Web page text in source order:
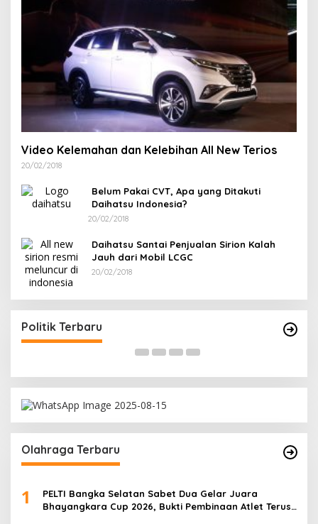
Video Kelemahan dan Kelebihan All New Terios
20/02/2018
Belum Pakai CVT, Apa yang Ditakuti
Daihatsu Indonesia?
20/02/2018
Daihatsu Santai Penjualan Sirion Kalah
Jauh dari Mobil LCGC
20/02/2018
Politik Terbaru
Besar Bangkitkan Golkar Bangka Selatan
Di Bangka Selatan, Politik
Olahraga Terbaru
1
PELTI Bangka Selatan Sabet Dua Gelar Juara
Bhayangkara Cup 2026, Bukti Pembinaan Atlet Terus